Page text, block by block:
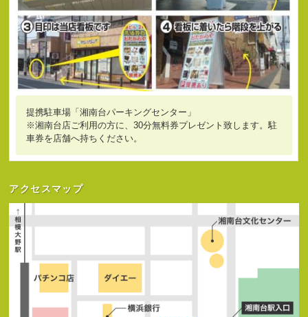
提携駐車場「湘南台パーキングセンター」
※湘南台店ご利用の方に、30分無料券プレゼント致します。駐
車券を店舗へ持ちください。
アクセスマップ